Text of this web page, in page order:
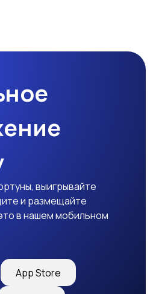
Штаны и шорты
выигрывайте
и размещайте
в нашем мобильном
App Store